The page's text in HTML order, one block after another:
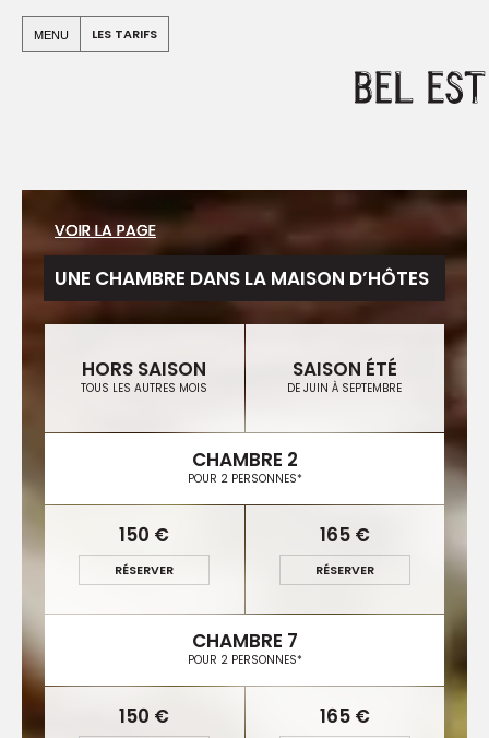
Warning: Undefined array key "apo" in
/home/clients/
on line94
MENU LES TARIFS
UNE CHAMBRE DANS LA MAISON D’HÔTES
HORS SAISON
TOUS LES AUTRES MOIS
SAISON ÉTÉ
DE JUIN À SEPTEMBRE
CHAMBRE 2
POUR 2 PERSONNES*
150 €
RÉSERVER
165 €
RÉSERVER
VOIR LA PAGE
CHAMBRE 7
POUR 2 PERSONNES*
150 € 165 €
VOIR LA PAGE
VOIR LA PAGE